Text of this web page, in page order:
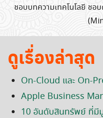
Search
for:
ชอบบทความเทคโนโลยี ชอ
ดูเรื่องล่าสุด
On-Cloud และ On-
Apple Business
10 อันดับสินทรัพย์ ที่มี